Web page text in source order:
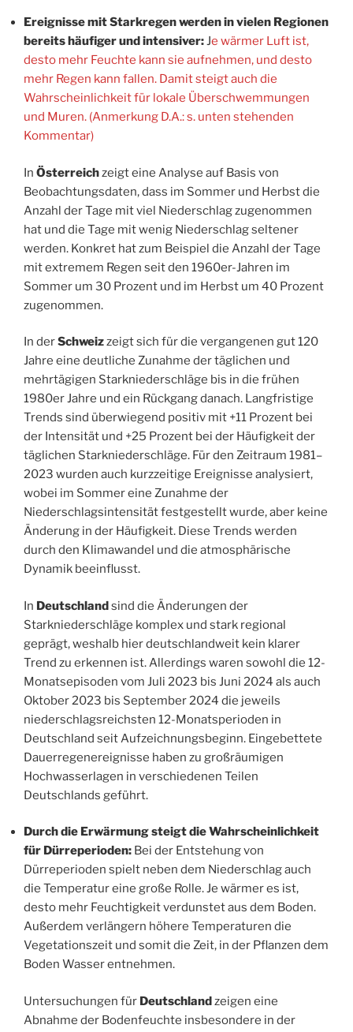
Ereignisse mit Starkregen werden in vielen Regionen
bereits häufiger und intensiver:Je wärmer Luft ist,
desto mehr Feuchte kann sie aufnehmen, und desto
mehr Regen kann fallen. Damit steigt auch die
Wahrscheinlichkeit für lokale Überschwemmungen
und Muren. (Anmerkung D.A.: s. unten stehenden
Kommentar)
In Österreichzeigt eine Analyse auf Basis von
Beobachtungsdaten, dass im Sommer und Herbst die
Anzahl der Tage mit viel Niederschlag zugenommen
hat und die Tage mit wenig Niederschlag seltener
werden. Konkret hat zum Beispiel die Anzahl der Tage
mit extremem Regen seit den 1960er-Jahren im
Sommer um 30 Prozent und im Herbst um 40 Prozent
zugenommen.
In derSchweizzeigt sich für die vergangenen gut 120
Jahre eine deutliche Zunahme der täglichen und
mehrtägigen Starkniederschläge bis in die frühen
1980er Jahre und ein Rückgang danach. Langfristige
Trends sind überwiegend positiv mit +11 Prozent bei
der Intensität und +25 Prozent bei der Häufigkeit der
täglichen Starkniederschläge. Für den Zeitraum 1981–
2023 wurden auch kurzzeitige Ereignisse analysiert,
wobei im Sommer eine Zunahme der
Niederschlagsintensität festgestellt wurde, aber keine
Änderung in der Häufigkeit. Diese Trends werden
durch den Klimawandel und die atmosphärische
Dynamik beeinflusst.
In Deutschlandsind die Änderungen der
Starkniederschläge komplex und stark regional
geprägt, weshalb hier deutschlandweit kein klarer
Trend zu erkennen ist. Allerdings waren sowohl die 12-
Monatsepisoden vom Juli 2023 bis Juni 2024 als auch
Oktober 2023 bis September 2024 die jeweils
niederschlagsreichsten 12-Monatsperioden in
Deutschland seit Aufzeichnungsbeginn. Eingebettete
Dauerregenereignisse haben zu großräumigen
Hochwasserlagen in verschiedenen Teilen
Deutschlands geführt.
Durch die Erwärmung steigt die Wahrscheinlichkeit
für Dürreperioden: Bei der Entstehung von
Dürreperioden spielt neben dem Niederschlag auch
die Temperatur eine große Rolle. Je wärmer es ist,
desto mehr Feuchtigkeit verdunstet aus dem Boden.
Außerdem verlängern höhere Temperaturen die
Vegetationszeit und somit die Zeit, in der Pflanzen dem
Boden Wasser entnehmen.
Untersuchungen für Deutschlandzeigen eine
Abnahme der Bodenfeuchte insbesondere in der